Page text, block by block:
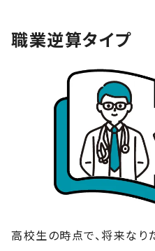
職業逆算タイプ
高校生の時点で、将来なり